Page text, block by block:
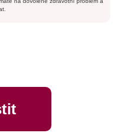
už od 150 Kč a
7
českého lékaře na